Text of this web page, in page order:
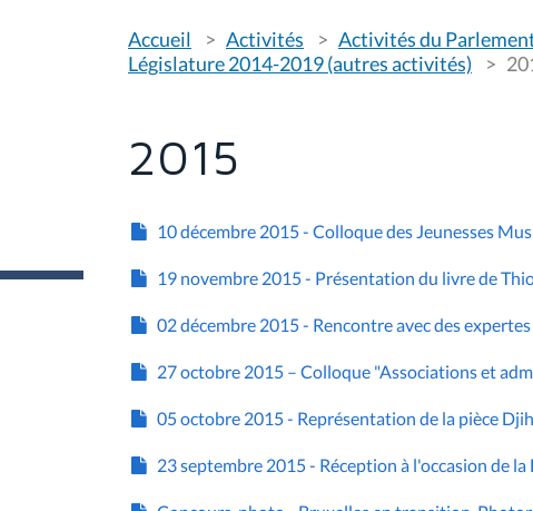
o
u
s
s
:
Accueil Activités Activités du
Législature 2014-2019 (autres activités)
2015
10 décembre 2015 - Colloque des Jeunesses
19 novembre 2015 - Présentation du livre de
02 décembre 2015 - Rencontre avec des
27 octobre 2015 – Colloque "Associations et
05 octobre 2015 - Représentation de la pièce
23 septembre 2015 - Réception à l'occasion de